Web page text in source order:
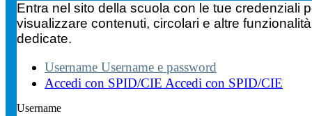
Entra nel sito della scuola con le tue credenziali
visualizzare contenuti, circolari e altre
dedicate.
Username Username e password
Accedi con SPID/CIE Accedi con SPID/CIE
Username